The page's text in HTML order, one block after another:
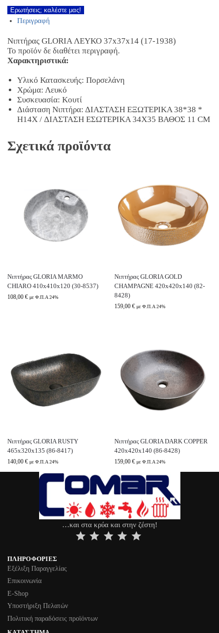
Ερωτήσεις; καλέστε μας!
Περιγραφή
Νιπτήρας GLORIA ΛΕΥΚΟ 37x37x14 (17-1938)
Το προϊόν δε διαθέτει περιγραφή.
Χαρακτηριστικά:
Υλικό Κατασκευής: Πορσελάνη
Χρώμα: Λευκό
Συσκευασία: Κουτί
Διάσταση Νιπτήρα: ΔΙΑΣΤΑΣΗ ΕΞΩΤΕΡΙΚΑ 38*38 *
H14X / ΔΙΑΣΤΑΣΗ ΕΣΩΤΕΡΙΚΑ 34Χ35 ΒΑΘΟΣ 11 CM
Σχετικά προϊόντα
Νιπτήρας GLORIA MARMO
CHIARO 410x410x120 (30-8537)
108,00 € με Φ.Π.Α 24%
Νιπτήρας GLORIA GOLD
CHAMPAGNE 420x420x140 (82-
8428)
159,00 € με Φ.Π.Α 24%
Νιπτήρας GLORIA RUSTY
465x320x135 (86-8417)
140,00 € με Φ.Π.Α 24%
Νιπτήρας GLORIA DARK COPPER
420x420x140 (86-8428)
159,00 € με Φ.Π.Α 24%
…και στα κρύα και στην ζέστη!
ΠΛΗΡΟΦΟΡΊΕΣ
Εξέλιξη Παραγγελίας
Επικοινωνία
Ε-Shop
Υποστήριξη Πελατών
Πολιτική παραδόσεις προϊόντων